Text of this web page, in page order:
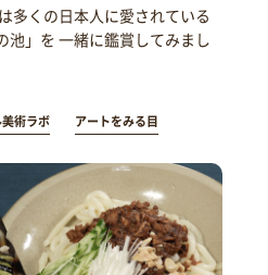
多くの日本人に愛されている
池」を 一緒に鑑賞してみまし
術ラボ アートをみる目